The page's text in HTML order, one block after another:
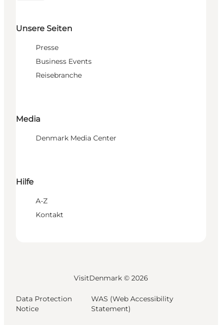
Unsere Seiten
Presse
Business Events
Reisebranche
Media
Denmark Media Center
Hilfe
A-Z
Kontakt
VisitDenmark © 2026
Data Protection
Notice
WAS (Web Accessibility
Statement)